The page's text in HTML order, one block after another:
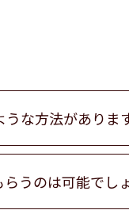
な方法がありま
うのは可能でし